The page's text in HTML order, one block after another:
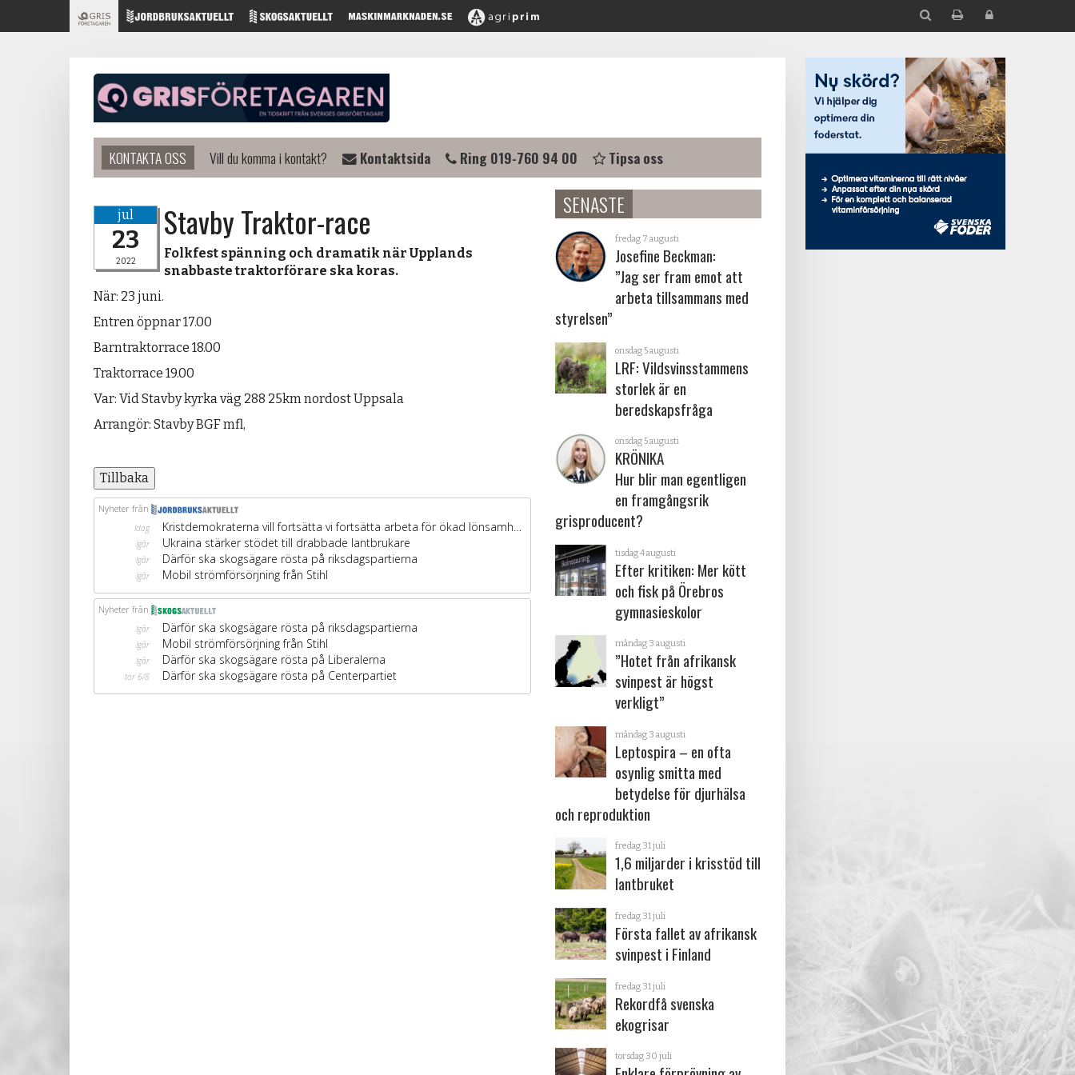
KONTAKTA OSS Vill du komma i kontakt? Kontaktsida Ring 019-760 94 00 Tipsa oss
jul
23
2022
Stavby Traktor-race
Folkfest spänning och dramatik när Upplands
snabbaste traktorförare ska koras.
När: 23 juni.
Entren öppnar 17.00
Barntraktorrace 18.00
Traktorrace 19.00
Var: Vid Stavby kyrka väg 288 25km nordost Uppsala
Arrangör: Stavby BGF mfl,
Tillbaka
SENASTE
fredag 7 augusti
Josefine Beckman:
”Jag ser fram emot att
arbeta tillsammans med
styrelsen”
onsdag 5 augusti
LRF: Vildsvinsstammens
storlek är en
beredskapsfråga
onsdag 5 augusti
KRÖNIKA
Hur blir man egentligen
en framgångsrik
grisproducent?
tisdag 4 augusti
Efter kritiken: Mer kött
och fisk på Örebros
gymnasieskolor
måndag 3 augusti
”Hotet från afrikansk
svinpest är högst
verkligt”
måndag 3 augusti
Leptospira – en ofta
osynlig smitta med
betydelse för djurhälsa
och reproduktion
fredag 31 juli
1,6 miljarder i krisstöd till
lantbruket
fredag 31 juli
Första fallet av afrikansk
svinpest i Finland
fredag 31 juli
Rekordfå svenska
ekogrisar
torsdag 30 juli